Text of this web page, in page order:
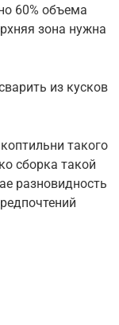
60% объема
зона нужна
из кусков
такого
сборка такой
разновидность